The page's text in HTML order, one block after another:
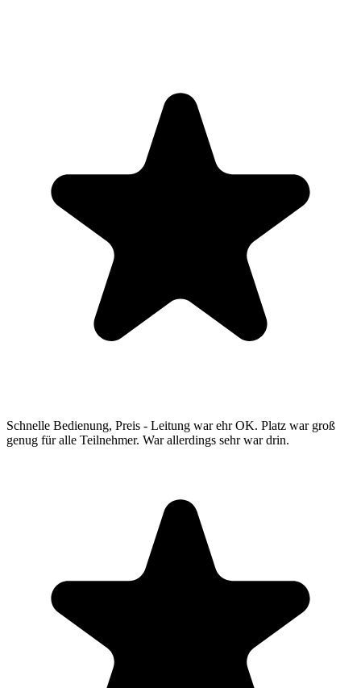
Schnelle Bedienung, Preis - Leitung war ehr OK. Platz war groß
genug für alle Teilnehmer. War allerdings sehr war drin.